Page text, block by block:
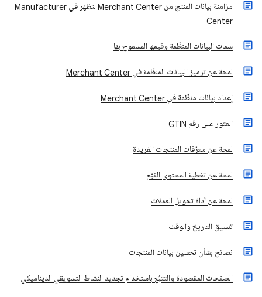
مزامنة بيانات المنتج من Merchant Center لتظهر في Manufacturer
Center
سمات البيانات المنظّمة وقيمها المسموح بها
لمحة عن ترميز البيانات المنظّمة في Merchant Center
إعداد بيانات منظّمة في Merchant Center
العثور على رقم GTIN
لمحة عن معرّفات المنتجات الفريدة
لمحة عن تغطية المحتوى القيّم
لمحة عن أداة تحويل العملات
تنسيق التاريخ والوقت
نصائح بشأن تحسين بيانات المنتجات
الصفحات المقصودة والتتبُع باستخدام تجديد النشاط التسويقي الديناميكي